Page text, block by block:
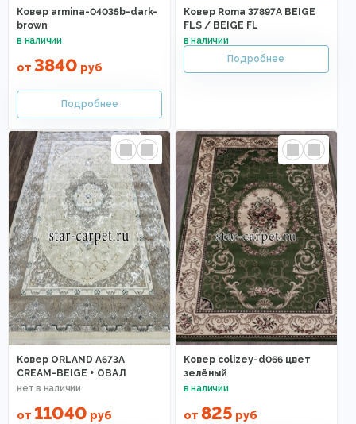
Ковер armina-04035b-dark-
brown
от 3840 руб
Ковер Roma 37897A BEIGE
FLS / BEIGE FL
Ковер ORLAND A673A
CREAM-BEIGE + ОВАЛ
от 11040 руб
Ковер colizey-d066 цвет
зелёный
от 825 руб